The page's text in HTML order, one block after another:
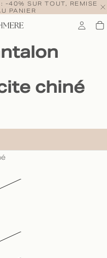
-40% SUR TOUT, REMISE
PANIER
chiné